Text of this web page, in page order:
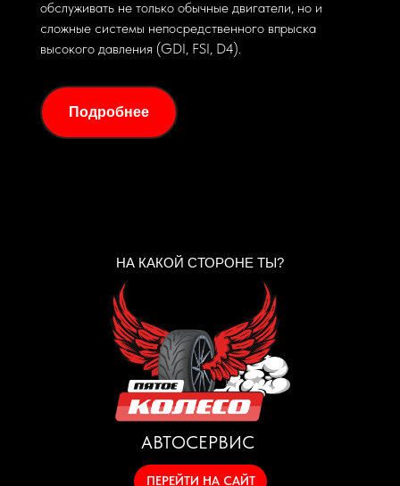
обслуживать не только обычные двигатели, но и
сложные системы непосредственного впрыска
высокого давления (GDI, FSI, D4).
Подробнее
ПЕРЕЙТИ НА САЙТ
НА КАКОЙ СТОРОНЕ ТЫ?
АВТОСЕРВИС